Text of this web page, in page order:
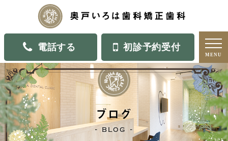
電話する 初診予約受付
MENU
ブログ
blog